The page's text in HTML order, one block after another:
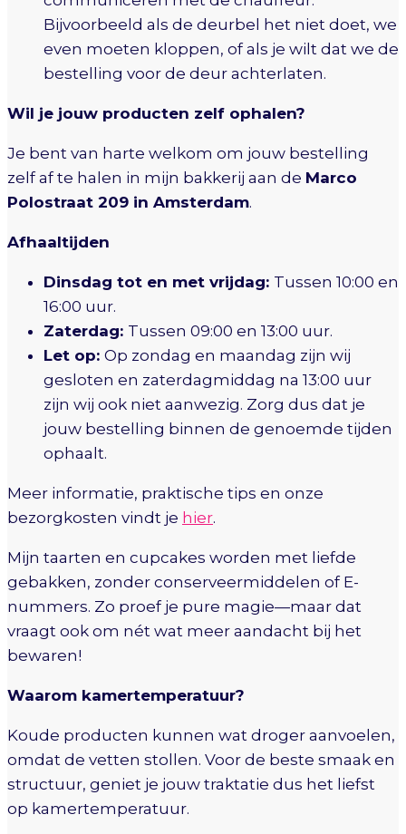
Bijvoorbeeld als de deurbel het niet doet, we
even moeten kloppen, of als je wilt dat we de
bestelling voor de deur achterlaten.
Wil je jouw producten zelf ophalen?
Je bent van harte welkom om jouw bestelling
zelf af te halen in mijn bakkerij aan de Marco
Polostraat 209 in Amsterdam.
Afhaaltijden
Dinsdag tot en met vrijdag: Tussen 10:00 en
16:00 uur.
Zaterdag: Tussen 09:00 en 13:00 uur.
Let op: Op zondag en maandag zijn wij
gesloten en zaterdagmiddag na 13:00 uur
zijn wij ook niet aanwezig. Zorg dus dat je
jouw bestelling binnen de genoemde tijden
ophaalt.
Meer informatie, praktische tips en onze
bezorgkosten vindt je hier.
Mijn taarten en cupcakes worden met liefde
gebakken, zonder conserveermiddelen of E-
nummers. Zo proef je pure magie—maar dat
vraagt ook om nét wat meer aandacht bij het
bewaren!
Waarom kamertemperatuur?
Koude producten kunnen wat droger aanvoelen,
omdat de vetten stollen. Voor de beste smaak en
structuur, geniet je jouw traktatie dus het liefst
op kamertemperatuur.